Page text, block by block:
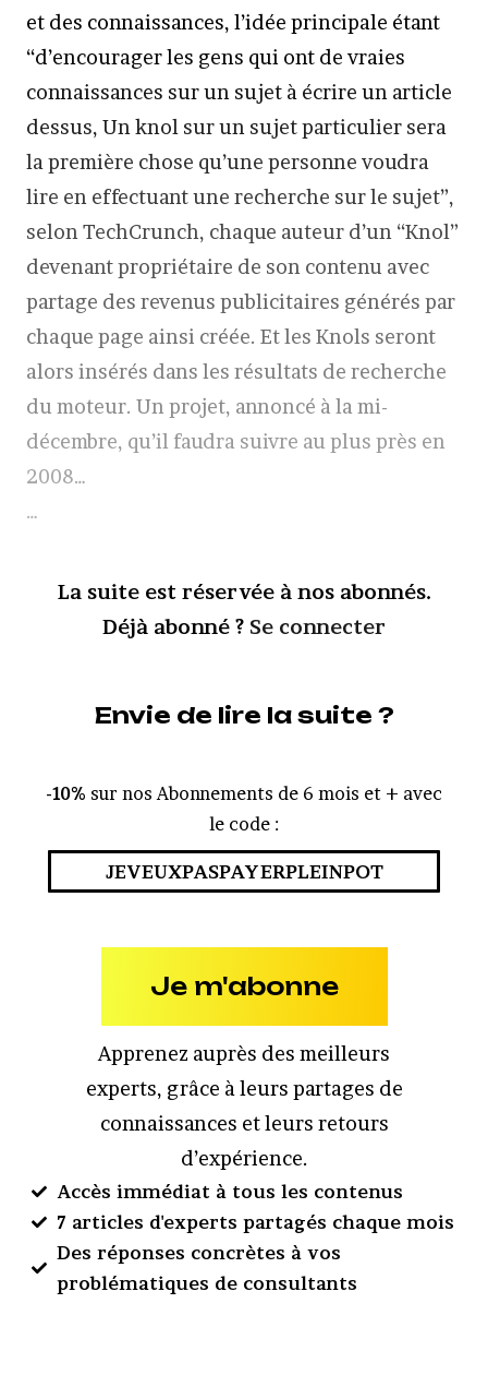
et des connaissances, l’idée principale étant
“d’encourager les gens qui ont de vraies
connaissances sur un sujet à écrire un article
dessus, Un knol sur un sujet particulier sera
la première chose qu’une personne voudra
lire en effectuant une recherche sur le sujet”,
selon TechCrunch, chaque auteur d’un “Knol”
devenant propriétaire de son contenu avec
partage des revenus publicitaires générés par
chaque page ainsi créée. Et les Knols seront
alors insérés dans les résultats de recherche
du moteur. Un projet, annoncé à la mi-
décembre, qu’il faudra suivre au plus près en
2008…
…
La suite est réservée à nos abonnés.
Déjà abonné ? Se connecter
Envie de lire la suite ?
-10% sur nos Abonnements de 6 mois et + avec
le code :
JEVEUXPASPAYERPLEINPOT
Je m'abonne
Apprenez auprès des meilleurs
experts, grâce à leurs partages de
connaissances et leurs retours
d’expérience.
Accès immédiat à tous les contenus
7 articles d'experts partagés chaque mois
Des réponses concrètes à vos
problématiques de consultants